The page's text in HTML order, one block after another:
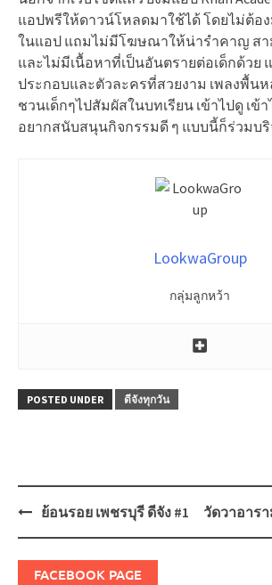
แอปพรีให้ดาวน์โหลดมาใช้ได้ โดยไม่ต้อ
ในแอป แถมไม่มีโฆษณาให้น่ารำคาญ สา
และไม่มีเนื้อหาที่เป็นอันตรายต่อเด็กด้วย
ประกอบและตัวละครที่สวยงาม เพลงพื้น
ชวนเด็กๆไปสัมผัสในบทเรียน เข้าไปดู เข้
อยากสนับสนุนกิจกรรมดี ๆ แบบนี้ก็ร่วมบ
LookwaGroup
กลุ่มลูกหว้า
POSTED UNDER ดีจังทุกวัน
Postย้อนรอย เพชรบุรี ดีจัง #1 วัดวาอาร
FACEBOOK PAGE